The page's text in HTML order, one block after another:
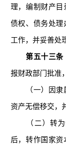
理，编制财产目
债权、债务处理
工作，并妥善处
第五十三条
报财政部门批准
（一）因隶属
资产无偿移交，
（二）转为
后，转作国家